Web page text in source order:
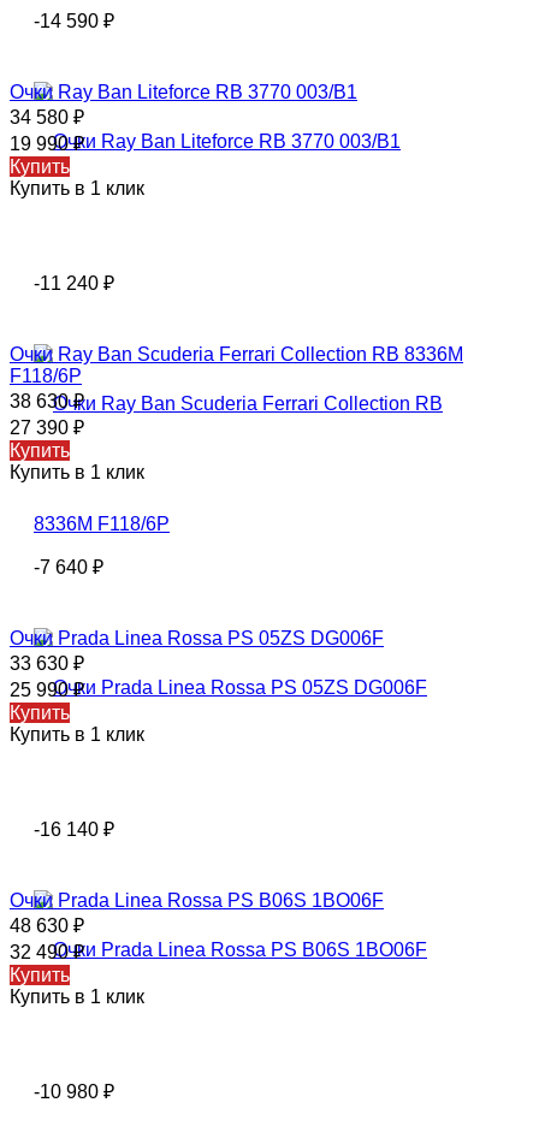
-14 590 ₽
Oчки Rаy Ваn Liteforce RB 3770 003/B1
34 580 ₽
19 990₽
Купить
Купить в 1 клик
-11 240 ₽
Очки Rаy Ваn Scuderia Ferrari Collection RB 8336M
F118/6P
38 630₽
27 390 ₽
Купить
Купить в 1 клик
-7 640 ₽
Очки Prada Linea Rossa PS 05ZS DG006F
33 630 ₽
25 990₽
Купить
Купить в 1 клик
-16 140 ₽
Очки Prada Linea Rossa PS B06S 1BO06F
48 630 ₽
32 490₽
Купить
Купить в 1 клик
-10 980 ₽